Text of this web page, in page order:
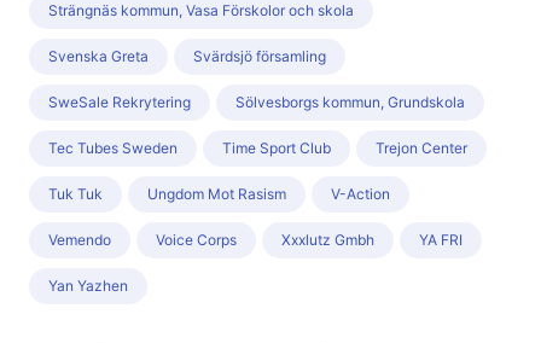
Strängnäs kommun, Vasa Förskolor och skola
Svenska Greta Svärdsjö församling
SweSale Rekrytering Sölvesborgs kommun, Grundskola
Tec Tubes Sweden Time Sport Club Trejon Center
Tuk Tuk Ungdom Mot Rasism V-Action
Vemendo Voice Corps Xxxlutz Gmbh YA FRI
Yan Yazhen